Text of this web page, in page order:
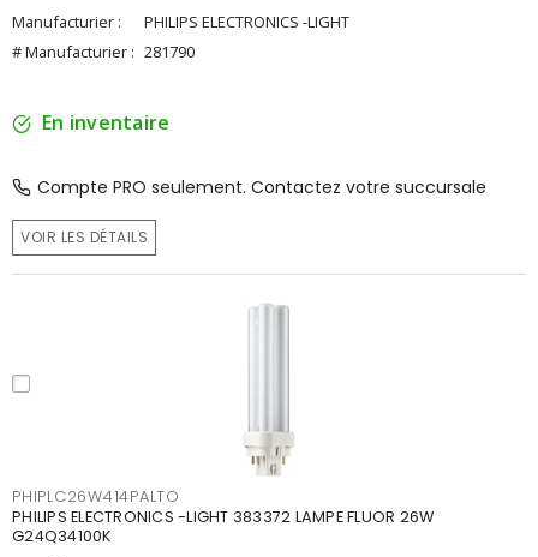
Manufacturier :
PHILIPS ELECTRONICS -LIGHT
# Manufacturier : 281790
En inventaire
Compte PRO seulement. Contactez votre succursale
VOIR LES DÉTAILS
PHIPLC26W414PALTO
PHILIPS ELECTRONICS -LIGHT 383372 LAMPE FLUOR 26W
G24Q34100K